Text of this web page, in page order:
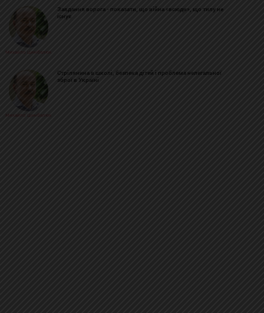
Михайло Цимбалюк
Завдання ворога - показати, що війна «всюди», що тилу не
існує
Михайло Цимбалюк
Стрілянина в школі, безпека дітей і проблема нелегальної
зброї в Україні